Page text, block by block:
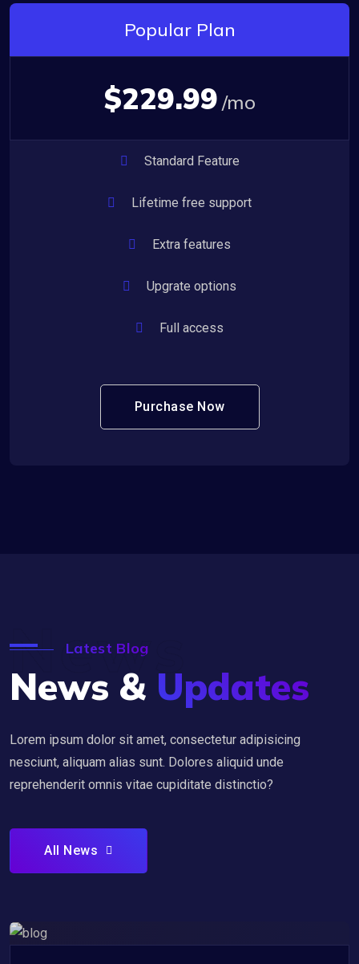
Popular Plan
$229.99 /mo
Standard Feature
Lifetime free support
Extra features
Upgrate options
Full access
Purchase Now
Latest Blog
News & Updates
News
Lorem ipsum dolor sit amet, consectetur adipisicing
nesciunt, aliquam alias sunt. Dolores aliquid unde
reprehenderit omnis vitae cupiditate distinctio?
All News